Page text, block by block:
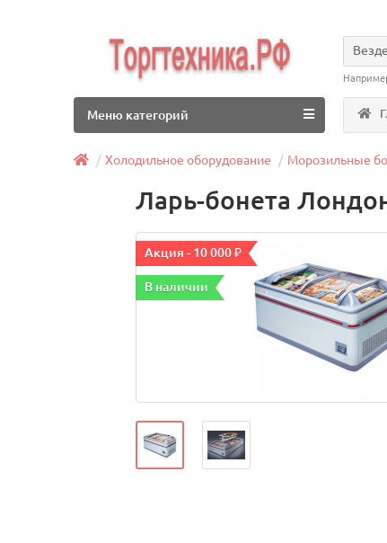
Везде
Меню категорий
Холодильное оборудование Морозильные
Ларь-бонета
Акция - 10 000 ₽
В наличии